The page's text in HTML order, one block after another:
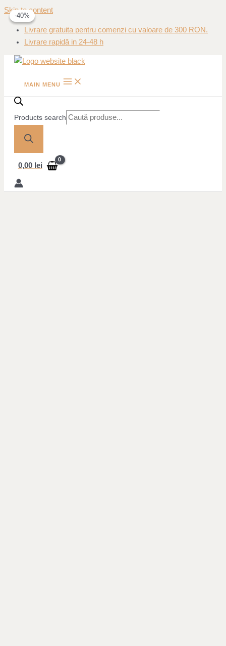
Skip to content
Livrare gratuita pentru comenzi cu valoare de 300 RON.
Livrare rapidă in 24-48 h
MAIN MENU
Products search
0,00 lei
-40%
-40%